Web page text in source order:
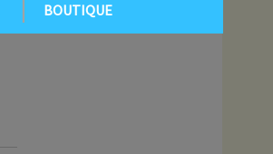
BOUTIQUE